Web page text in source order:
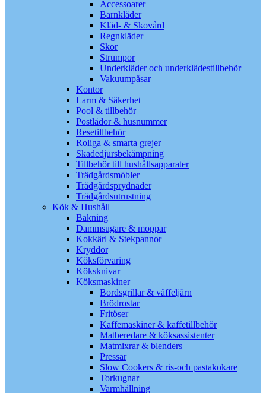
Accessoarer
Barnkläder
Kläd- & Skovård
Regnkläder
Skor
Strumpor
Underkläder och underklädestillbehör
Vakuumpåsar
Kontor
Larm & Säkerhet
Pool & tillbehör
Postlådor & husnummer
Resetillbehör
Roliga & smarta grejer
Skadedjursbekämpning
Tillbehör till hushållsapparater
Trädgårdsmöbler
Trädgårdsprydnader
Trädgårdsutrustning
Kök & Hushåll
Bakning
Dammsugare & moppar
Kokkärl & Stekpannor
Kryddor
Köksförvaring
Köksknivar
Köksmaskiner
Bordsgrillar & våffeljärn
Brödrostar
Fritöser
Kaffemaskiner & kaffetillbehör
Matberedare & köksassistenter
Matmixrar & blenders
Pressar
Slow Cookers & ris-och pastakokare
Torkugnar
Varmhållning